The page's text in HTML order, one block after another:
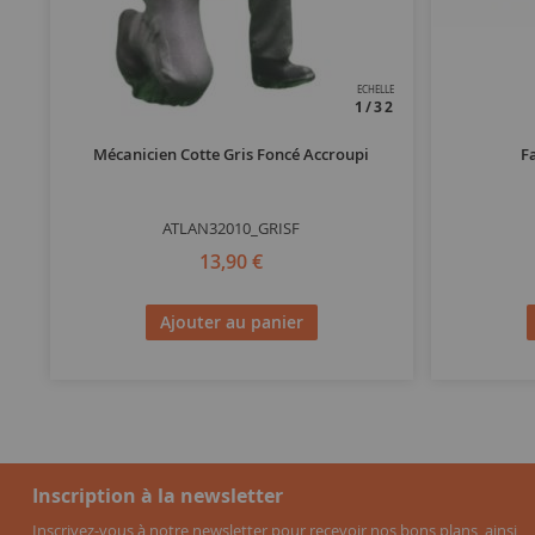
ECHELLE
1/32
Mécanicien Cotte Gris Foncé Accroupi
ATLAN32010_GRISF
13,90 €
Ajouter au panier
Inscription à la newsletter
Inscrivez-vous à notre newsletter pour recevoir nos bons plans, ainsi